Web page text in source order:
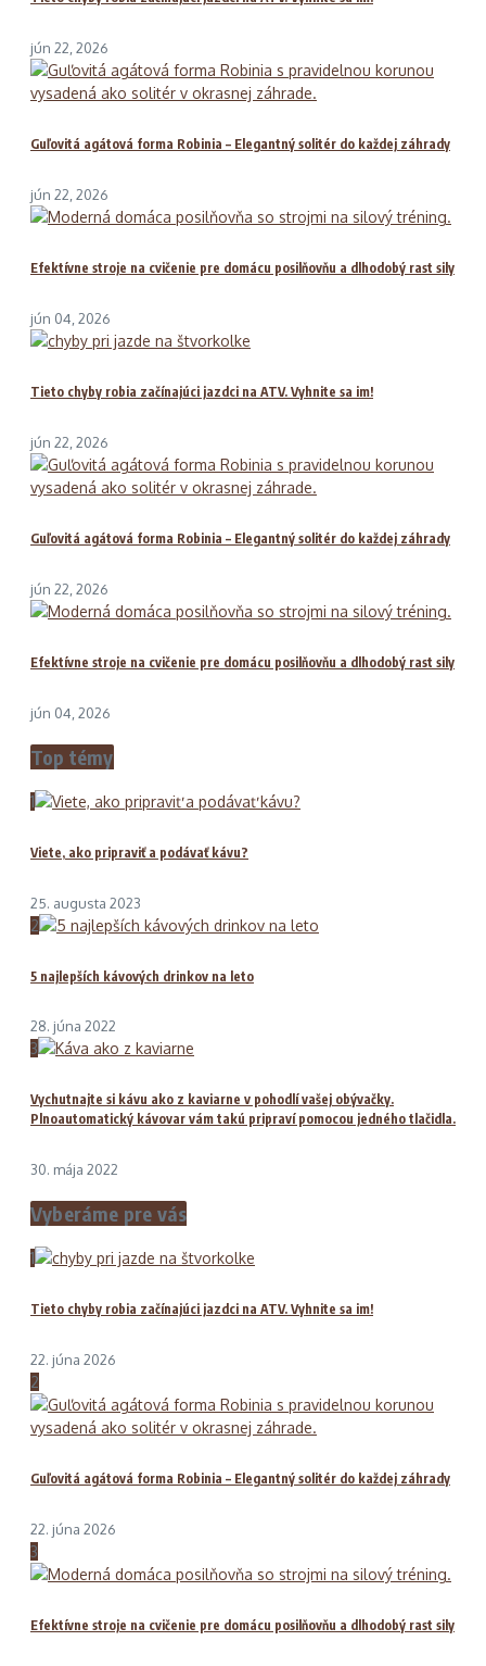
jún 22, 2026
Guľovitá agátová forma Robinia – Elegantný solitér do každej záhrady
jún 22, 2026
Efektívne stroje na cvičenie pre domácu posilňovňu a dlhodobý rast sily
jún 04, 2026
Tieto chyby robia začínajúci jazdci na ATV. Vyhnite sa im!
jún 22, 2026
Guľovitá agátová forma Robinia – Elegantný solitér do každej záhrady
jún 22, 2026
Efektívne stroje na cvičenie pre domácu posilňovňu a dlhodobý rast sily
jún 04, 2026
Top témy
1
Viete, ako pripraviť a podávať kávu?
25. augusta 2023
2
5 najlepších kávových drinkov na leto
28. júna 2022
3
Vychutnajte si kávu ako z kaviarne v pohodlí vašej obývačky.
Plnoautomatický kávovar vám takú pripraví pomocou jedného tlačidla.
30. mája 2022
Vyberáme pre vás
1
Tieto chyby robia začínajúci jazdci na ATV. Vyhnite sa im!
22. júna 2026
2
Guľovitá agátová forma Robinia – Elegantný solitér do každej záhrady
22. júna 2026
3
Efektívne stroje na cvičenie pre domácu posilňovňu a dlhodobý rast sily